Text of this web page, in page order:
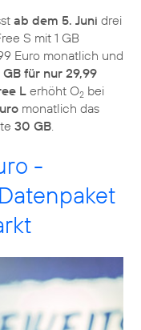
ab dem 5. Juni drei
S mit 1 GB
Euro monatlich und
für nur 29,99
Lerhöht O2 bei
monatlich das
30 GB
-